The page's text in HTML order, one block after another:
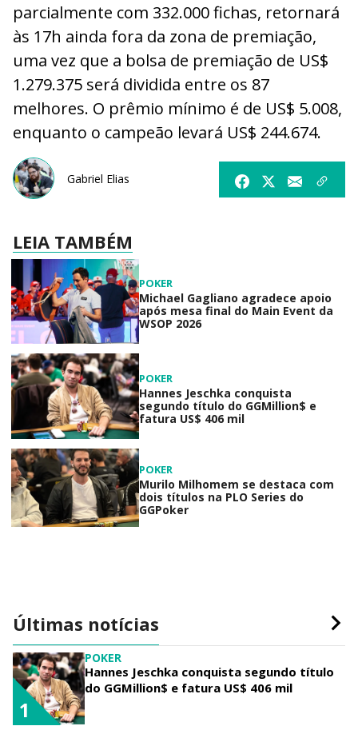
parcialmente com 332.000 fichas, retornará
às 17h ainda fora da zona de premiação,
uma vez que a bolsa de premiação de US$
1.279.375 será dividida entre os 87
melhores. O prêmio mínimo é de US$ 5.008,
enquanto o campeão levará US$ 244.674.
Gabriel Elias
LEIA TAMBÉM
POKER
Michael Gagliano agradece apoio
após mesa final do Main Event da
WSOP 2026
POKER
Hannes Jeschka conquista
segundo título do GGMillion$ e
fatura US$ 406 mil
POKER
Murilo Milhomem se destaca com
dois títulos na PLO Series do
GGPoker
Últimas notícias
POKER
Hannes Jeschka conquista segundo título
do GGMillion$ e fatura US$ 406 mil
1